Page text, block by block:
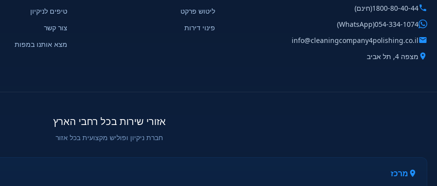
1800-80-40-44(חינם)
054-334-1074
(WhatsApp)
info@cleaningcompany4polishing.co.il
מצפה 4, תל אביב
ליטוש פרקט
פינוי דירות
טיפים לניקיון
צור קשר
מצא אותנו במפות
אזורי שירות בכל רחבי הארץ
חברת ניקיון ופוליש מקצועית בכל אזור
מרכז